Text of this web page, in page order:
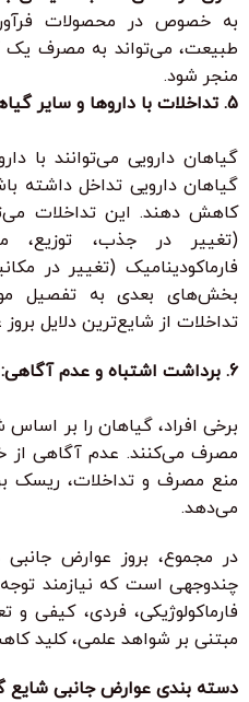
به خصوص در محصولات
طبیعت، می‌تواند به مصرف یک
منجر شود.
5. تداخلات با داروها و سایر گیاهان:
گیاهان دارویی می‌توانند با
گیاهان دارویی تداخل داشته
کاهش دهند. این تداخلات
(تغییر در جذب، توزیع،
فارماکودینامیک (تغییر در
بخش‌های بعدی به تفصیل
تداخلات از شایع‌ترین دلایل
6. برداشت اشتباه و عدم آگاهی:
برخی افراد، گیاهان را بر
مصرف می‌کنند. عدم آگاهی از
منع مصرف و تداخلات، ریسک
می‌دهد.
در مجموع، بروز عوارض
چندوجهی است که نیازمند
فارماکولوژیکی، فردی، کیفی و
مبتنی بر شواهد علمی، کلید
دسته بندی عوارض جانبی شایع